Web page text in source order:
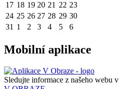
17 18 19 20 21 22 23
24 25 26 27 28 29 30
31 1 2 3 4 5 6
Mobilní aplikace
Sledujte informace z našeho webu v